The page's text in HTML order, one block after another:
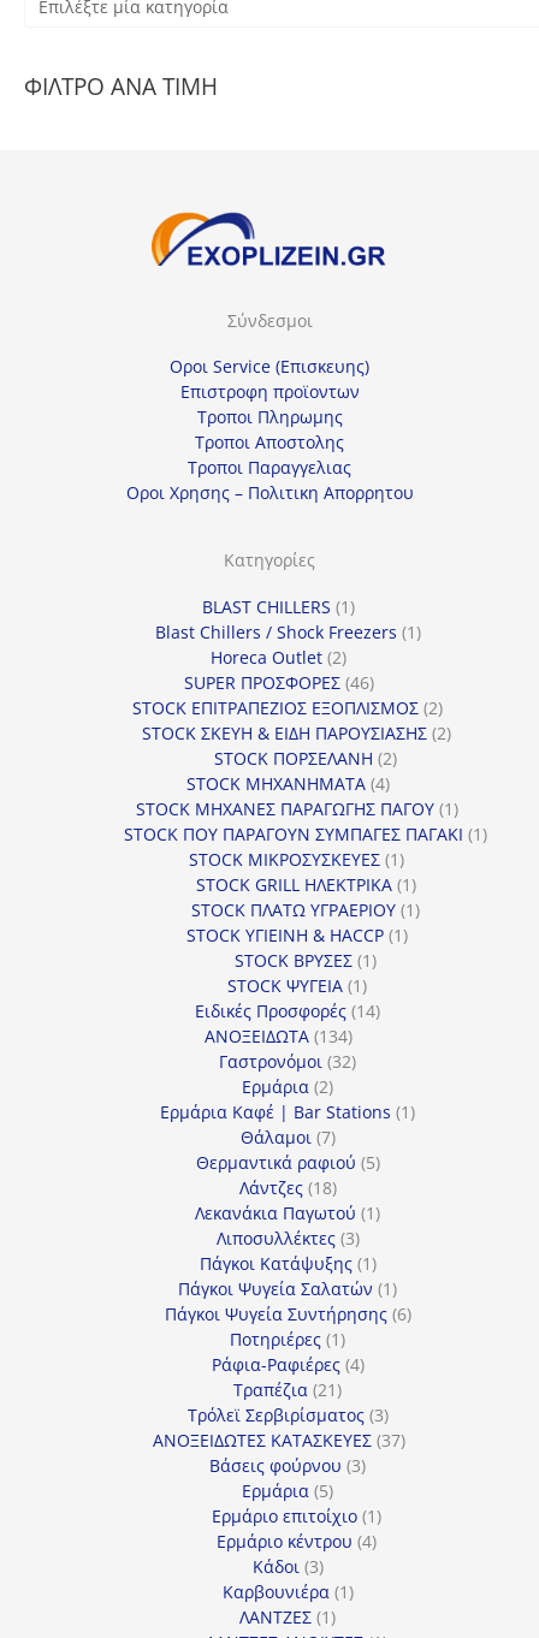
λ
ΦΙΛΤΡΟ ΑΝΑ ΤΙΜΗ
Σύνδεσμοι
Οροι Service (Επισκευης)
Επιστροφη προϊοντων
Τροποι Πληρωμης
Τροποι Αποστολης
Τροποι Παραγγελιας
Οροι Χρησης – Πολιτικη Απορρητου
Κατηγορίες
BLAST CHILLERS 11
προϊόν
Blast Chillers / Shock Freezers 11
Horeca Outlet 22
προϊόντα
SUPER ΠΡΟΣΦΟΡΕΣ 4646
προϊόντα
STOCK ΕΠΙΤΡΑΠΕΖΙΟΣ ΕΞΟΠΛΙΣΜΟΣ 22
προϊόντα
STOCK ΣΚΕΥΗ & ΕΙΔΗ ΠΑΡΟΥΣΙΑΣΗΣ 22
STOCK ΠΟΡΣΕΛΑΝΗ 22
STOCK ΜΗΧΑΝΗΜΑΤΑ 44
προϊόντα
STOCK ΜΗΧΑΝΕΣ ΠΑΡΑΓΩΓΗΣ ΠΑΓΟΥ 11
προϊόν
STOCK ΠΟΥ ΠΑΡΑΓΟΥΝ ΣΥΜΠΑΓΕΣ ΠΑΓΑΚΙ 11
STOCK ΜΙΚΡΟΣΥΣΚΕΥΕΣ 11
προϊόν
STOCK GRILL ΗΛΕΚΤΡΙΚΑ 11
προϊόν
STOCK ΠΛΑΤΩ ΥΓΡΑΕΡΙΟΥ 11
STOCK ΥΓΙΕΙΝΗ & HACCP 11
STOCK ΒΡΥΣΕΣ 11
STOCK ΨΥΓΕΙΑ 11
προϊόν
Ειδικές Προσφορές 1414
ΑΝΟΞΕΙΔΩΤΑ 134134
προϊόντα
Γαστρονόμοι 3232
Ερμάρια 22
προϊόντα
Ερμάρια Καφέ | Bar Stations 11
Θάλαμοι 77
προϊόντα
Θερμαντικά ραφιού 55
Λάντζες 1818
προϊόντα
Λεκανάκια Παγωτού 11
Λιποσυλλέκτες 33
προϊόντα
Πάγκοι Κατάψυξης 11
προϊόν
Πάγκοι Ψυγεία Σαλατών 11
προϊόν
Πάγκοι Ψυγεία Συντήρησης 66
Ποτηριέρες 11
προϊόν
Ράφια-Ραφιέρες 44
Τραπέζια 2121
προϊόντα
Τρόλεϊ Σερβιρίσματος 33
προϊόντα
ΑΝΟΞΕΙΔΩΤΕΣ ΚΑΤΑΣΚΕΥΕΣ 3737
Βάσεις φούρνου 33
Ερμάρια 55
προϊόντα
Ερμάριο επιτοίχιο 11
προϊόν
Ερμάριο κέντρου 44
Κάδοι 33
προϊόντα
Καρβουνιέρα 11
ΛΑΝΤΖΕΣ 11